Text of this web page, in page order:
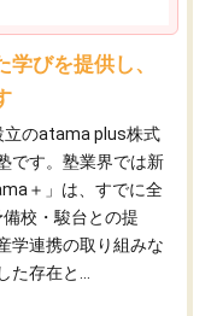
びを提供し、
立のatama plus株式
です。塾業界では新
＋」は、すでに全
校・駿台との提
学連携の取り組みな
存在と...